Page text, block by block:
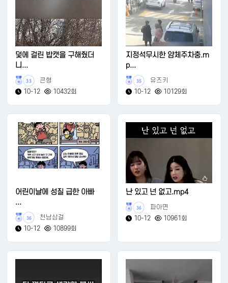
덫에 걸린 밥캣을 구해줬더
니...
33
큰형
10-12
10432회
지정석무시한 얌체주차충.m
p...
35
유즈키
10-12
10129회
어린이날에 성질 급한 아빠
...
36
천남삼걸
10-12
10899회
난 있고 넌 없고.mp4
36
파아면
10-12
10961회